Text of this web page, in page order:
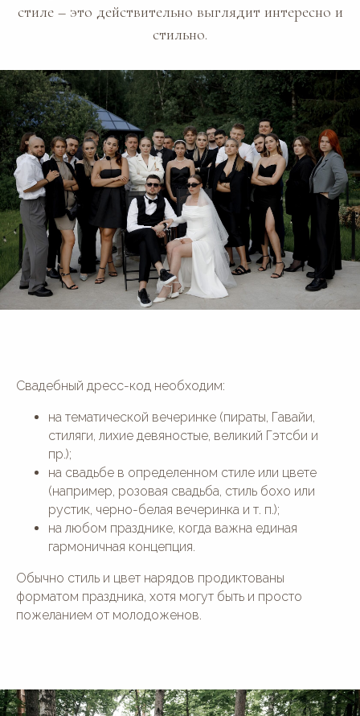
стиле – это действительно выглядит интересно и
стильно.
Свадебный дресс-код необходим:
на тематической вечеринке (пираты, Гавайи,
стиляги, лихие девяностые, великий Гэтсби и
пр.);
на свадьбе в определенном стиле или цвете
(например, розовая свадьба, стиль бохо или
рустик, черно-белая вечеринка и т. п.);
на любом празднике, когда важна единая
гармоничная концепция.
Обычно стиль и цвет нарядов продиктованы
форматом праздника, хотя могут быть и просто
пожеланием от молодоженов.